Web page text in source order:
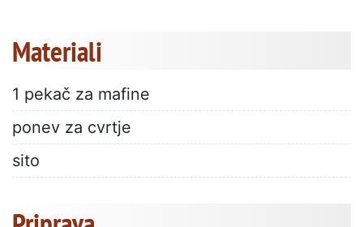
Materiali
1 pekač za mafine
ponev za cvrtje
sito